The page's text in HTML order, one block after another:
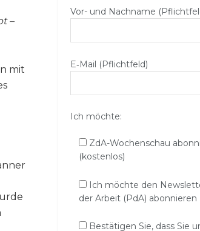
–
mit
Vor- und Nachname
E‑Mail (Pflichtfeld)
Ich möchte:
ZdA-Wochenschau
(kostenlos)
Ich möchte den
der Arbeit (PdA) abonnieren
Bestätigen Sie, dass Sie